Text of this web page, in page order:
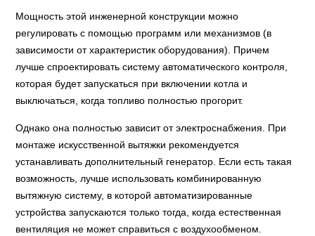
Мощность этой инженерной конструкции можно
регулировать с помощью программ или механизмов (в
зависимости от характеристик оборудования). Причем
лучше спроектировать систему автоматического контроля,
которая будет запускаться при включении котла и
выключаться, когда топливо полностью прогорит.
Однако она полностью зависит от электроснабжения. При
монтаже искусственной вытяжки рекомендуется
устанавливать дополнительный генератор. Если есть такая
возможность, лучше использовать комбинированную
вытяжную систему, в которой автоматизированные
устройства запускаются только тогда, когда естественная
вентиляция не может справиться с воздухообменом.